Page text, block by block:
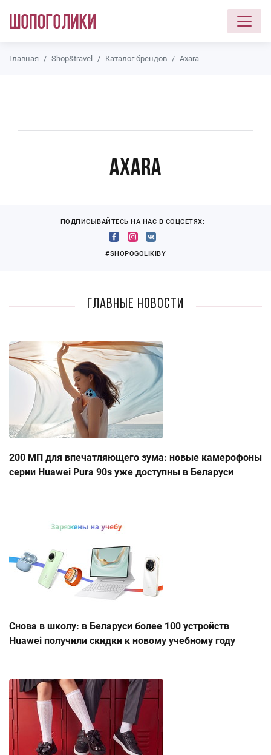
Главная Shop&travel Каталог брендов Axara
Axara
ПОДПИСЫВАЙТЕСЬ НА НАС В СОЦСЕТЯХ:
#SHOPOGOLIKIBY
Главные новости
200 МП для впечатляющего зума: новые камерофоны
серии Huawei Pura 90s уже доступны в Беларуси
Снова в школу: в Беларуси более 100 устройств
Huawei получили скидки к новому учебному году